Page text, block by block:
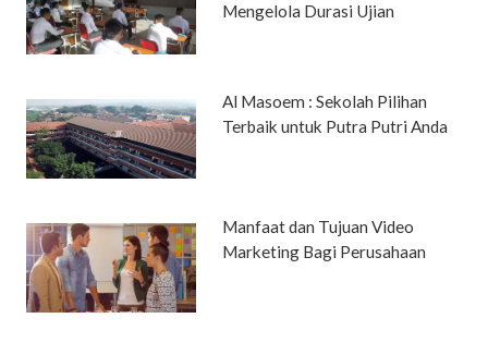
Mengelola Durasi Ujian
Al Masoem : Sekolah Pilihan
Terbaik untuk Putra Putri Anda
Manfaat dan Tujuan Video
Marketing Bagi Perusahaan